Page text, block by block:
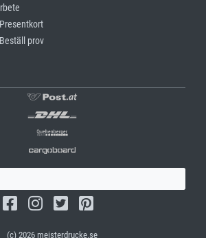
Presentkort
Beställ prov
(c) 2026 meisterdrucke.se